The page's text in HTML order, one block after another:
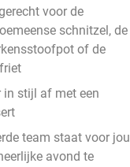
voor de
schnitzel, de
of de
stijl af met een
team staat voor jou
avond te